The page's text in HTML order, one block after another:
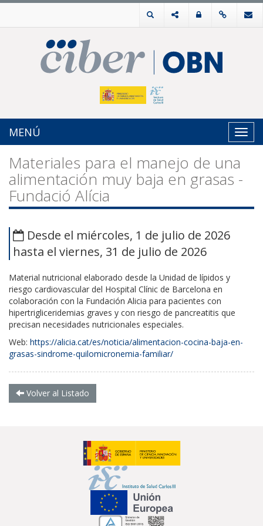
MENÚ
Materiales para el manejo de una
alimentación muy baja en grasas -
Fundació Alícia
Desde el miércoles, 1 de julio de 2026
hasta el viernes, 31 de julio de 2026
Material nutricional elaborado desde la Unidad de lípidos y
riesgo cardiovascular del Hospital Clínic de Barcelona en
colaboración con la Fundación Alicia para pacientes con
hipertrigliceridemias graves y con riesgo de pancreatitis que
precisan necesidades nutricionales especiales.
Web: https://alicia.cat/es/noticia/alimentacion-cocina-baja-en-
grasas-sindrome-quilomicronemia-familiar/
Volver al Listado